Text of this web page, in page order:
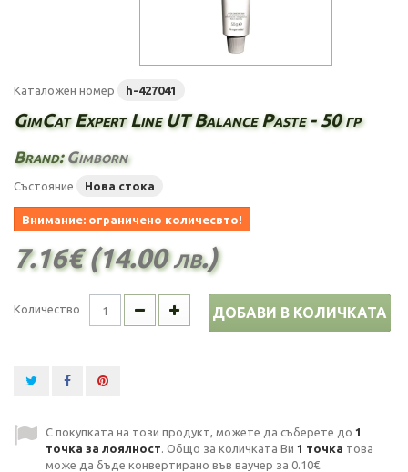
Каталожен номер h-427041
GimCat Expert Line UT Balance Paste - 50 гр
Brand:Gimborn
Състояние Нова стока
Внимание: ограничено количесвто!
7.16€ (14.00 лв.)
Количество ДОБАВИ В КОЛИЧКАТА
С покупката на този продукт, можете да съберете до 1
точка за лоялност. Общо за количката Ви 1 точка това
може да бъде конвертирано във ваучер за 0.10€.